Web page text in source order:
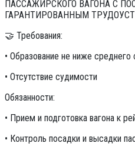
ПАССАЖИРСКОГО ВАГОНА С
ГАРАНТИРОВАННЫМ
🤝 Требования:
• Образование не ниже
• Отсутствие судимости
Обязанности:
• Прием и подготовка вагона к
• Контроль посадки и высадки